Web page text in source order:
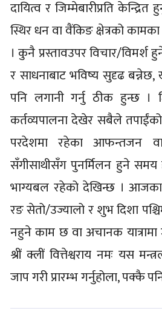
दायित्व र जिम्मेबारीप्रति
स्थिर धन वा वैंकिङ क्षेत्रको
। कुनै प्रस्तावउपर विचार/विमर्श
र साधनाबाट भविष्य सुदृढ बन्नेछ,
पनि लगानी गर्नु ठीक हुन्छ ।
कर्तव्यपालना देखेर सबैले
परदेशमा रहेका आफन्तजन वा
सँगीसाथीसँग पुनर्मिलन हुने
भाग्यबल रहेको देखिन्छ ।
रङ सेतो/उज्यालो र शुभ दिशा
नहुने काम छ वा अचानक
श्रीं क्लीं वित्तेश्वराय नमः यस
जाप गरी प्रारम्भ गर्नुहोला, पक्कै